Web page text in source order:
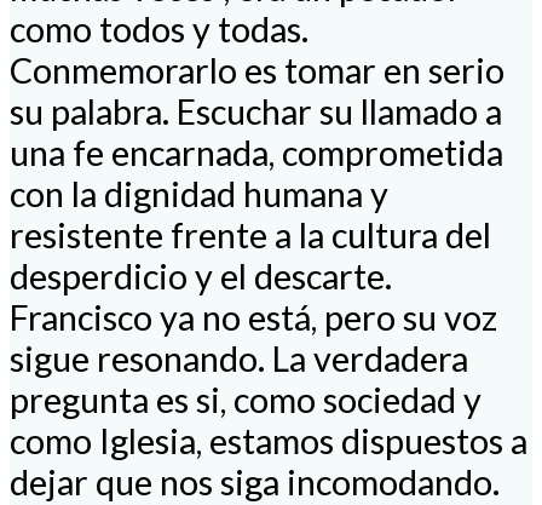
como todos y todas.
Conmemorarlo es tomar en serio
su palabra. Escuchar su llamado a
una fe encarnada, comprometida
con la dignidad humana y
resistente frente a la cultura del
desperdicio y el descarte.
Francisco ya no está, pero su voz
sigue resonando. La verdadera
pregunta es si, como sociedad y
como Iglesia, estamos dispuestos a
dejar que nos siga incomodando.